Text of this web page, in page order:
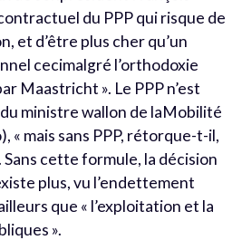
du PPP qui risque de
et d’être plus cher qu’un
cecimalgré l’orthodoxie
Maastricht ». Le PPP n’est
du ministre wallon de laMobilité
« mais sans PPP, rétorque-t-il,
Sans cette formule, la décision
plus, vu l’endettement
que « l’exploitation et la
».